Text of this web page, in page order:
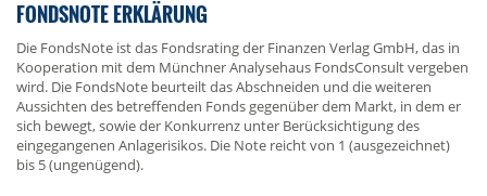
FONDSNOTE ERKLÄRUNG
Die FondsNote ist das Fondsrating der Finanzen Verlag GmbH, das in
Kooperation mit dem Münchner Analysehaus FondsConsult vergeben
wird. Die FondsNote beurteilt das Abschneiden und die weiteren
Aussichten des betreffenden Fonds gegenüber dem Markt, in dem er
sich bewegt, sowie der Konkurrenz unter Berücksichtigung des
eingegangenen Anlagerisikos. Die Note reicht von 1 (ausgezeichnet)
bis 5 (ungenügend).